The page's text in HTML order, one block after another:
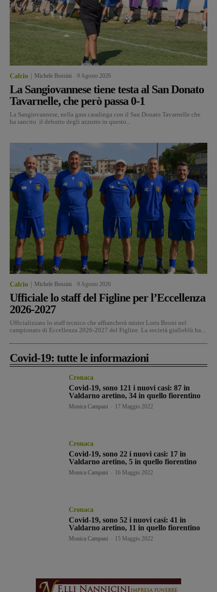
Calcio Michele Bossini 9 Agosto 2026
La Sangiovannese tiene testa al San Donato
Tavarnelle, che però passa 0-1
La Sangiovannese, nella gara casalinga con il San Donato Tavarnelle che
ha sancito il debutto degli azzurro in questo...
Calcio Michele Bossini 9 Agosto 2026
Ufficiale lo staff del Figline per l’Eccellenza
2026-2027
Ufficializzato lo staff tecnico che affiancherà mister Loris Beoni nel
campionato di Eccellenza 2026-2027 del Figline. La società gialloblù ha...
Covid-19: tutte le informazioni
Cronaca
Covid-19, sono 121 i nuovi casi: 87 in
Valdarno aretino, 34 in quello fiorentino
Monica Campani 17 Maggio 2022
Cronaca
Covid-19, sono 22 i nuovi casi: 17 in
Valdarno aretino, 5 in quello fiorentino
Monica Campani 16 Maggio 2022
Cronaca
Covid-19, sono 52 i nuovi casi: 41 in
Valdarno aretino, 11 in quello fiorentino
Monica Campani 15 Maggio 2022